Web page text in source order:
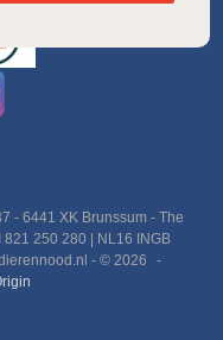
- 6441 XK Brunssum - The
821 250 280 | NL16 INGB
- © 2026